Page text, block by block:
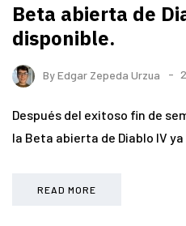
Beta abierta de
disponible.
ByEdgar Zepeda Urzua
Después del exitoso fin de
la Beta abierta de Diablo IV
READ MORE